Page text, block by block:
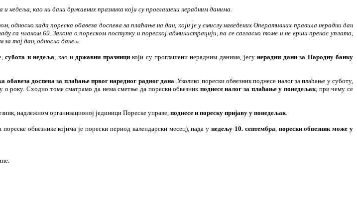
недеља, као ни дани државних празника који су проглашени нерадним данима.
када пореска обавеза доспева за плаћање на дан, који је у смислу наведених Оперативних правила нерадни дан
са чланом 69. Закона о пореском поступку и пореској администрацији, па се сагласно томе и не врши пренос уплата,
за тај дан, односно дане.»
субота и недеља, као идржавни празницикоји су проглашени нерадним данима, јесунерадни дани за Народну банку
обавеза доспева за плаћање првог наредног радног дана. Уколико порески обвезник поднесе налог за плаћање у суботу,
о року. Сходно томе сматрамо да нема сметње да порески обвезник поднесе налог за плаћање у понедељак, при чему се
надлежном организационој јединици Пореске управе, поднесе и пореску пријаву у понедељак.
обвезнике којима је порески период календарски месец), пада унедељу 10. септембра, порески обвезник може у